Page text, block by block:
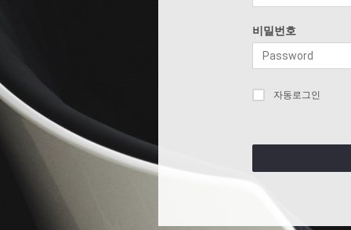
비밀번호
자동로그인